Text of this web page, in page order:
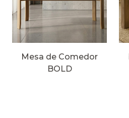
Mesa de Comedor
BOLD